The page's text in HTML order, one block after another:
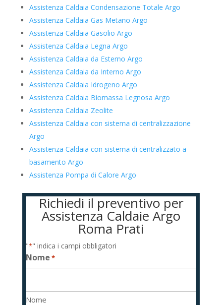
Assistenza Caldaia Condensazione Totale Argo
Assistenza Caldaia Gas Metano Argo
Assistenza Caldaia Gasolio Argo
Assistenza Caldaia Legna Argo
Assistenza Caldaia da Esterno Argo
Assistenza Caldaia da Interno Argo
Assistenza Caldaia Idrogeno Argo
Assistenza Caldaia Biomassa Legnosa Argo
Assistenza Caldaia Zeolite
Assistenza Caldaia con sistema di centralizzazione
Argo
Assistenza Caldaia con sistema di centralizzato a
basamento Argo
Assistenza Pompa di Calore Argo
Richiedi il preventivo per
Assistenza Caldaie Argo
Roma Prati
"*" indica i campi obbligatori
Nome *
Nome